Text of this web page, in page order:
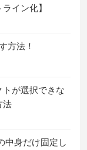
イン化】
方法！
トが選択できな
法
中身だけ固定し